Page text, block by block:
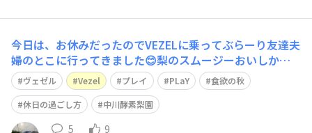
今日は、お休みだったのでVEZELに乗ってぶらーり友達夫
婦のとこに行ってきました😊梨のスムージーおいしかっ
た😌❤️こだわりの梨😊 まだまだ暑いですが…秋を感じま
した！ 食欲の秋🍹ですね😊
ヴェゼル Vezel プレイ PLaY
食欲の秋
休日の過ごし方
中川酵素梨園
5 9